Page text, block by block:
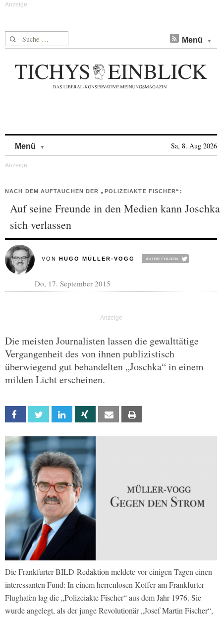
Suche nach: Menü
Menü Sa, 8. Aug 2026
NACH DEM AUFTAUCHEN DER „POLIZEIAKTE FISCHER“:
Auf seine Freunde in den Medien kann Joschka
sich verlassen
VON HUGO MÜLLER-VOGG
Do, 17. September 2015
Die meisten Journalisten lassen die gewalttätige
Vergangenheit des von ihnen publizistisch
überwiegend gut behandelten „Joschka“ in einem
milden Licht erscheinen.
Facebook Twitter Linkedin Xing Email
Die Frankfurter BILD-Redaktion meldete vor einigen Tagen einen
interessanten Fund: In einem herrenlosen Koffer am Frankfurter
Flughafen lag die „Polizeiakte Fischer“ aus dem Jahr 1976. Sie
wurde angelegt, als der junge Revolutionär „Josef Martin Fischer“,